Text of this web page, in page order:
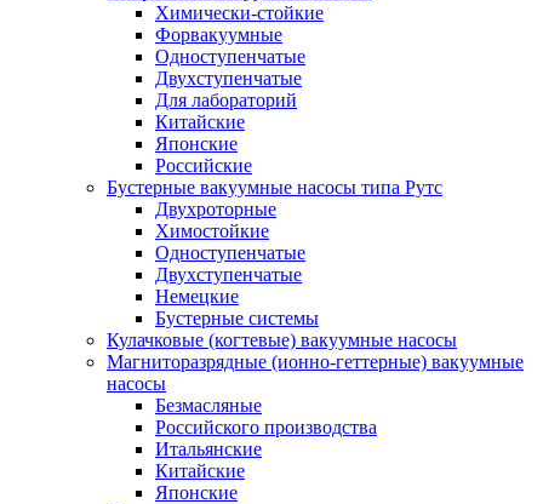
Химически-стойкие
Форвакуумные
Одноступенчатые
Двухступенчатые
Для лабораторий
Китайские
Японские
Российские
Бустерные вакуумные насосы типа Рутс
Двухроторные
Химостойкие
Одноступенчатые
Двухступенчатые
Немецкие
Бустерные системы
Кулачковые (когтевые) вакуумные насосы
Магниторазрядные (ионно-геттерные) вакуумные
насосы
Безмасляные
Российского производства
Итальянские
Китайские
Японские